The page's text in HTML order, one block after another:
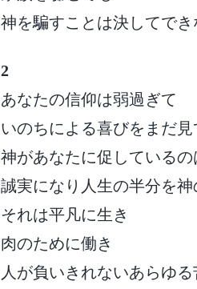
神を騙すことは決してでき
2
あなたの信仰は弱過ぎて
いのちによる喜びをまだ見
神があなたに促しているの
誠実になり人生の半分を
それは平凡に生き
肉のために働き
人が負いきれないあらゆ